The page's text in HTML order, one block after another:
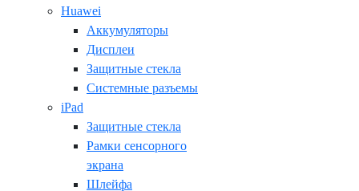
Huawei
Аккумуляторы
Дисплеи
Защитные стекла
Системные разъемы
iPad
Защитные стекла
Рамки сенсорного
экрана
Шлейфа